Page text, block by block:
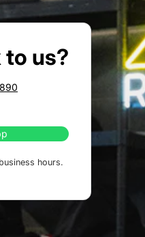
to us?
hours.